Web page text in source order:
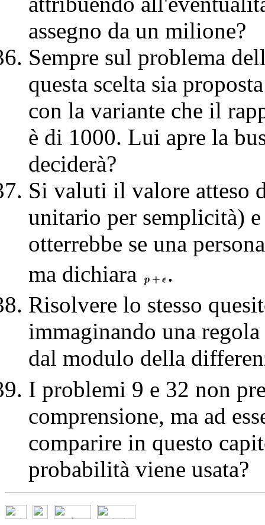
assegno da un milione?
Sempre sul problema
questa scelta sia
con la variante che il
è di 1000. Lui apre la
deciderà?
Si valuti il valore atteso
unitario per semplicità)
otterrebbe se una
ma dichiara
.
Risolvere lo stesso
immaginando una
dal modulo della
I problemi 9 e 32 non
comprensione, ma ad
comparire in questo
probabilità viene usata?